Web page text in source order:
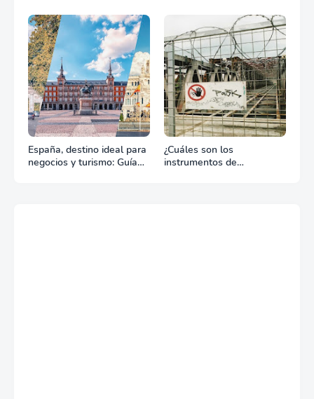
equipos define el éxito de
tu celebración
España, destino ideal para
negocios y turismo: Guía
¿Cuáles son los
instrumentos de